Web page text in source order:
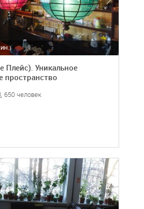
Плейс). Уникальное
пространство
650 человек